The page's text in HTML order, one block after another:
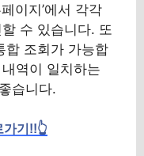
이지’에서 각각
수 있습니다. 또
합 조회가 가능합
역이 일치하는
습니다.
가기!!👆